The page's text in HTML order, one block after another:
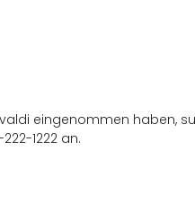
eingenommen haben,
1222 an.